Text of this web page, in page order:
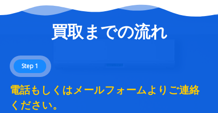
買取までの流れ
Step 1
電話もしくはメールフォームよりご連絡
ください。